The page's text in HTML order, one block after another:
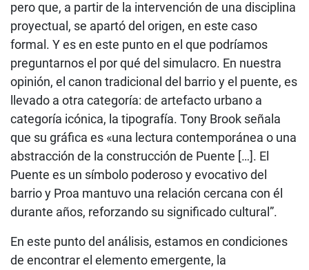
pero que, a partir de la intervención de una disciplina
proyectual, se apartó del origen, en este caso
formal. Y es en este punto en el que podríamos
preguntarnos el por qué del simulacro. En nuestra
opinión, el canon tradicional del barrio y el puente, es
llevado a otra categoría: de artefacto urbano a
categoría icónica, la tipografía. Tony Brook señala
que su gráfica es «una lectura contemporánea o una
abstracción de la construcción de Puente […]. El
Puente es un símbolo poderoso y evocativo del
barrio y Proa mantuvo una relación cercana con él
durante años, reforzando su significado cultural”.
En este punto del análisis, estamos en condiciones
de encontrar el elemento emergente, la